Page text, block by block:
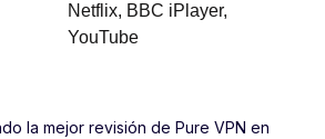
Netflix, BBC iPlayer,
YouTube
la mejor revisión de Pure VPN en